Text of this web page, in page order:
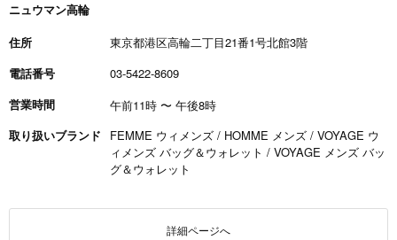
ニュウマン高輪
住所
東京都港区高輪二丁目21番1号北館3階
電話番号
03-5422-8609
営業時間
午前11時 〜 午後8時
取り扱いブランド
FEMME ウィメンズ / HOMME メンズ / VOYAGE ウ
ィメンズ バッグ＆ウォレット / VOYAGE メンズ バッ
グ＆ウォレット
詳細ページへ